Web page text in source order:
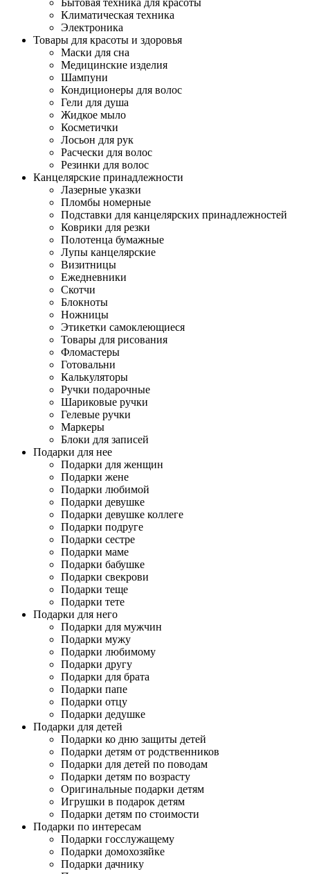
Бытовая техника для красоты
Климатическая техника
Электроника
Товары для красоты и здоровья
Маски для сна
Медицинские изделия
Шампуни
Кондиционеры для волос
Гели для душа
Жидкое мыло
Косметички
Лосьон для рук
Расчески для волос
Резинки для волос
Канцелярские принадлежности
Лазерные указки
Пломбы номерные
Подставки для канцелярских принадлежностей
Коврики для резки
Полотенца бумажные
Лупы канцелярские
Визитницы
Ежедневники
Скотчи
Блокноты
Ножницы
Этикетки самоклеющиеся
Товары для рисования
Фломастеры
Готовальни
Калькуляторы
Ручки подарочные
Шариковые ручки
Гелевые ручки
Маркеры
Блоки для записей
Подарки для нее
Подарки для женщин
Подарки жене
Подарки любимой
Подарки девушке
Подарки девушке коллеге
Подарки подруге
Подарки сестре
Подарки маме
Подарки бабушке
Подарки свекрови
Подарки теще
Подарки тете
Подарки для него
Подарки для мужчин
Подарки мужу
Подарки любимому
Подарки другу
Подарки для брата
Подарки папе
Подарки отцу
Подарки дедушке
Подарки для детей
Подарки ко дню защиты детей
Подарки детям от родственников
Подарки для детей по поводам
Подарки детям по возрасту
Оригинальные подарки детям
Игрушки в подарок детям
Подарки детям по стоимости
Подарки по интересам
Подарки госслужащему
Подарки домохозяйке
Подарки дачнику